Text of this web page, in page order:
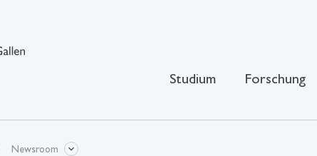
Studium Forschung
Newsroom